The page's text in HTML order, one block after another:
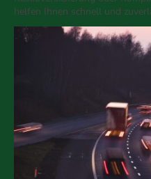
helfen Ihnen schnell und